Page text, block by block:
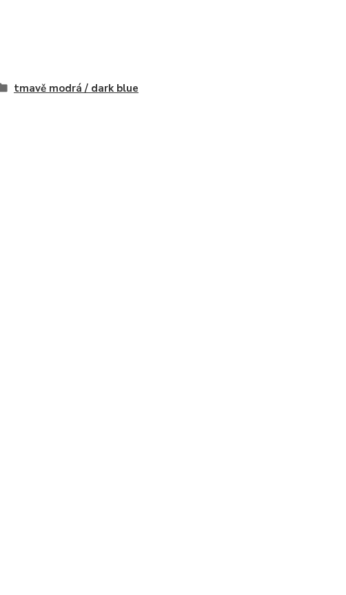
tmavě modrá / dark blue